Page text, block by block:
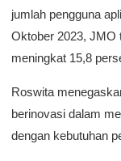
jumlah pengguna
Oktober 2023, JMO
meningkat 15,8
Roswita
berinovasi dalam
dengan kebutuhan